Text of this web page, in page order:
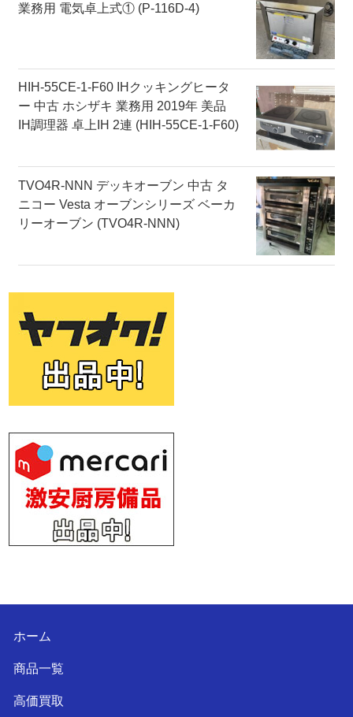
業務用 電気卓上式① (P-116D-4)
HIH-55CE-1-F60 IHクッキングヒータ
ー 中古 ホシザキ 業務用 2019年 美品
IH調理器 卓上IH 2連 (HIH-55CE-1-F60)
TVO4R-NNN デッキオーブン 中古 タ
ニコー Vesta オーブンシリーズ ベーカ
リーオーブン (TVO4R-NNN)
ホーム
商品一覧
高価買取